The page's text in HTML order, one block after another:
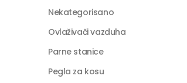
Nekategorisano
Ovlaživači vazduha
Parne stanice
Pegla za kosu